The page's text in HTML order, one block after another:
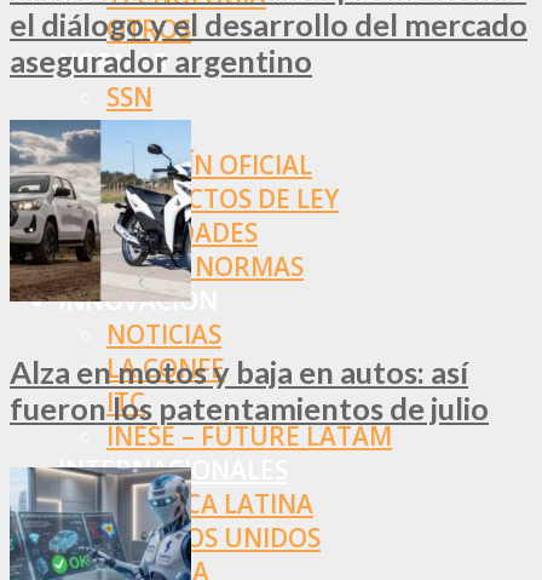
OTROS
NORMAS
SSN
SRT
BOLETÍN OFICIAL
PROYECTOS DE LEY
SOCIEDADES
OTRAS NORMAS
INNOVACIÓN
NOTICIAS
LA CONFE
ITC
INESE – FÜTURE LATAM
INTERNACIONALES
AMÉRICA LATINA
ESTADOS UNIDOS
EUROPA
el diálogo y el desarrollo del mercado
asegurador argentino
Alza en motos y baja en autos: así
fueron los patentamientos de julio